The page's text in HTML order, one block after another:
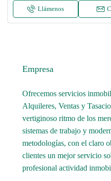
Llámenos
Empresa
Ofrecemos servicios
Alquileres, Ventas y
vertiginoso ritmo de los
sistemas de trabajo y
metodologías, con el claro
clientes un mejor servicio
profesional actividad